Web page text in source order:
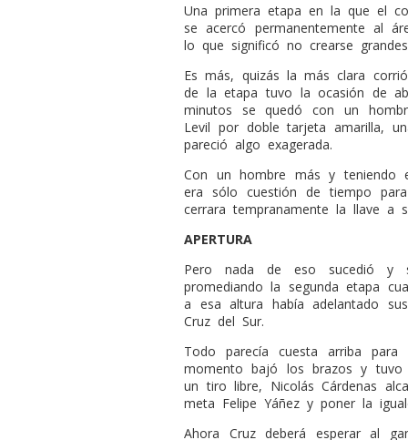
Una primera etapa en la que el
se acercó permanentemente al
lo que significó no crearse
Es más, quizás la más clara
de la etapa tuvo la ocasión de
minutos se quedó con un
Levil por doble tarjeta amarilla,
pareció algo exagerada.
Con un hombre más y
era sólo cuestión de tiempo
cerrara tempranamente la llave a
APERTURA
Pero nada de eso sucedió y
promediando la segunda etapa
a esa altura había adelantado
Cruz del Sur.
Todo parecía cuesta arriba
momento bajó los brazos y
un tiro libre, Nicolás Cárdenas
meta Felipe Yáñez y poner la
Ahora Cruz deberá esperar al